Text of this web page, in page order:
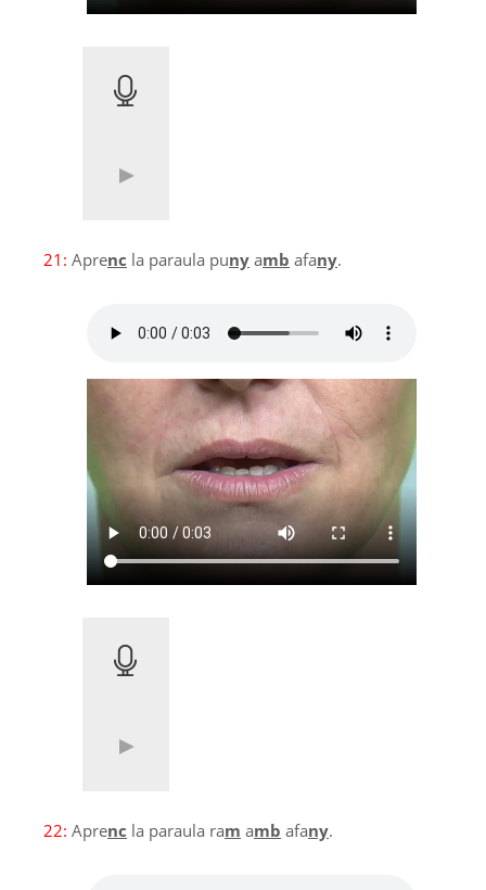
21: Aprenc la paraula puny amb afany.
22: Aprenc la paraula ram amb afany.